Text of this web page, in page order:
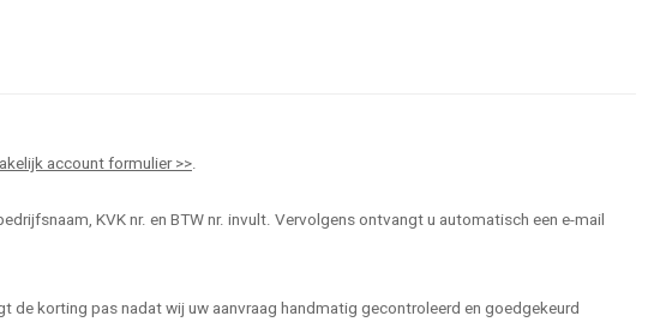
account formulier >>.
KVK nr. en BTW nr. invult. Vervolgens ontvangt u automatisch een e-mail
korting pas nadat wij uw aanvraag handmatig gecontroleerd en goedgekeurd